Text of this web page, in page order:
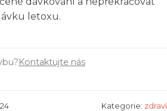
letoxu.
Kontaktujte nás
Kategorie: zdraví